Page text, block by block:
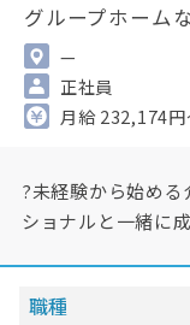
グループホーム
—
正社員
月給 232,174円
?未経験から始め
ショナルと一緒に
職種